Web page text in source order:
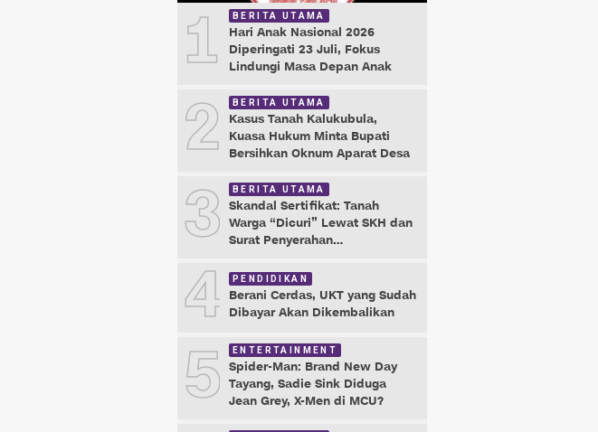
1 BERITA UTAMA
Hari Anak Nasional 2026
Diperingati 23 Juli, Fokus
Lindungi Masa Depan Anak
2 BERITA UTAMA
Kasus Tanah Kalukubula,
Kuasa Hukum Minta Bupati
Bersihkan Oknum Aparat Desa
3 BERITA UTAMA
Skandal Sertifikat: Tanah
Warga “Dicuri” Lewat SKH dan
Surat Penyerahan
4 PENDIDIKAN
Berani Cerdas, UKT yang Sudah
Dibayar Akan Dikembalikan
5 ENTERTAINMENT
Spider-Man: Brand New Day
Tayang, Sadie Sink Diduga
Jean Grey, X-Men di MCU?